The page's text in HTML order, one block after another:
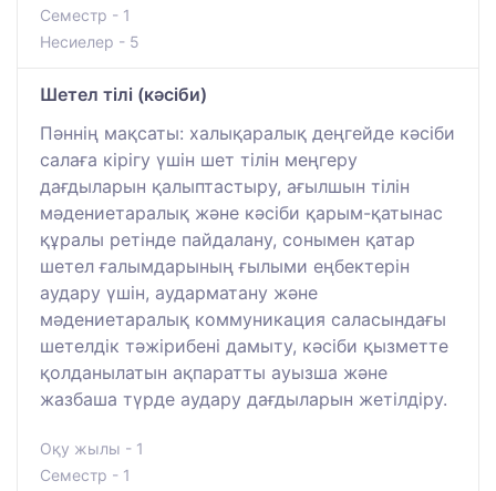
Семестр - 1
Несиелер - 5
Шетел тілі (кәсіби)
Пәннің мақсаты: халықаралық деңгейде кәсіби
салаға кірігу үшін шет тілін меңгеру
дағдыларын қалыптастыру, ағылшын тілін
мәдениетаралық және кәсіби қарым-қатынас
құралы ретінде пайдалану, сонымен қатар
шетел ғалымдарының ғылыми еңбектерін
аудару үшін, аударматану және
мәдениетаралық коммуникация саласындағы
шетелдік тәжірибені дамыту, кәсіби қызметте
қолданылатын ақпаратты ауызша және
жазбаша түрде аудару дағдыларын жетілдіру.
Оқу жылы - 1
Семестр - 1